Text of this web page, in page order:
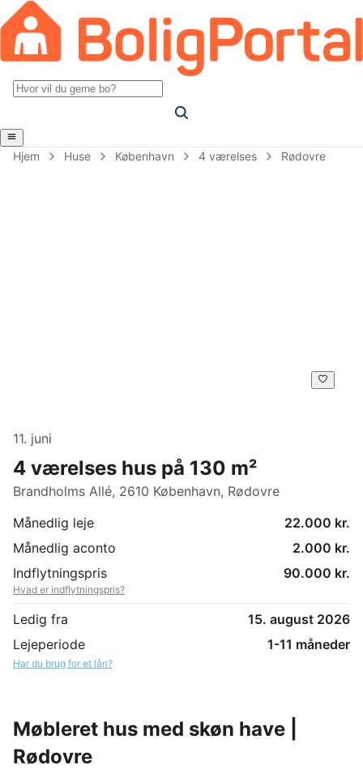
Hjem Huse København 4 værelses Rødovre
11. juni
4 værelses hus på 130 m²
Brandholms Allé, 2610 København, Rødovre
Månedlig leje
22.000 kr.
Månedlig aconto
2.000 kr.
Indflytningspris
90.000 kr.
Hvad er indflytningspris?
Ledig fra
15. august 2026
Lejeperiode
1-11 måneder
Har du brug for et lån?
Møbleret hus med skøn have |
Rødovre